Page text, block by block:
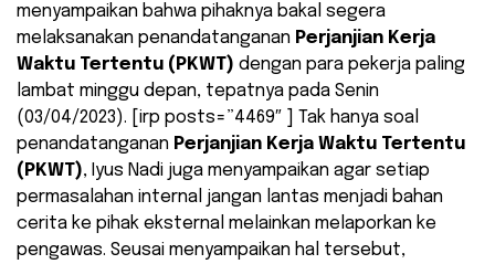
menyampaikan bahwa pihaknya bakal segera
melaksanakan penandatanganan Perjanjian Kerja
Waktu Tertentu (PKWT) dengan para pekerja paling
lambat minggu depan, tepatnya pada Senin
(03/04/2023). [irp posts=”4469″ ] Tak hanya soal
penandatanganan Perjanjian Kerja Waktu Tertentu
(PKWT), Iyus Nadi juga menyampaikan agar setiap
permasalahan internal jangan lantas menjadi bahan
cerita ke pihak eksternal melainkan melaporkan ke
pengawas. Seusai menyampaikan hal tersebut,